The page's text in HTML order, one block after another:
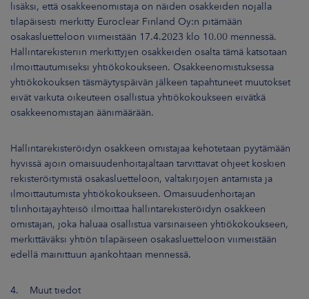
lisäksi, että osakkeenomistaja on näiden osakkeiden nojalla
tilapäisesti merkitty Euroclear Finland Oy:n pitämään
osakasluetteloon viimeistään 17.4.2023 klo 10.00 mennessä.
Hallintarekisteriin merkittyjen osakkeiden osalta tämä katsotaan
ilmoittautumiseksi yhtiökokoukseen. Osakkeenomistuksessa
yhtiökokouksen täsmäytyspäivän jälkeen tapahtuneet muutokset
eivät vaikuta oikeuteen osallistua yhtiökokoukseen eivätkä
osakkeenomistajan äänimäärään.
Hallintarekisteröidyn osakkeen omistajaa kehotetaan pyytämään
hyvissä ajoin omaisuudenhoitajaltaan tarvittavat ohjeet koskien
rekisteröitymistä osakasluetteloon, valtakirjojen antamista ja
ilmoittautumista yhtiökokoukseen. Omaisuudenhoitajan
tilinhoitajayhteisö ilmoittaa hallintarekisteröidyn osakkeen
omistajan, joka haluaa osallistua varsinaiseen yhtiökokoukseen,
merkittäväksi yhtiön tilapäiseen osakasluetteloon viimeistään
edellä mainittuun ajankohtaan mennessä.
4. Muut tiedot